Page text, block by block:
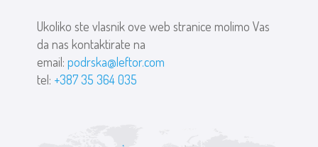
Ukoliko ste vlasnik ove web stranice molimo Vas
da nas kontaktirate na
email:podrska@leftor.com
tel: +387 35 364 035